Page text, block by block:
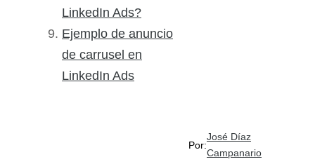
LinkedIn Ads?
Ejemplo de anuncio
de carrusel en
LinkedIn Ads
Por:
José Díaz
Campanario